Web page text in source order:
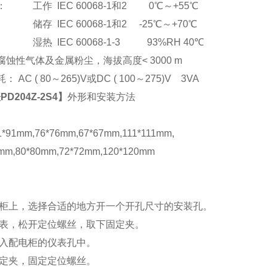
： 工作 IEC 60068-1和2 0℃～+55℃
储存 IEC 60068-1和2 -25℃～+70℃
湿热 IEC 60068-1-3 93%RH 40℃
蚀性气体及金属粉尘，海拔高度< 3000 m
： AC ( 80～265)V或DC ( 100～275)V 3VA
2S4】 外形和安装方法
上，选择合适的地方开一个开孔尺寸的安装孔。
，松开定位螺丝，取下固定夹。
配电柜的仪表孔中。
夹，固定定位螺丝。